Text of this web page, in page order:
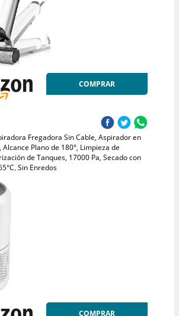
COMPRAR
Fregadora Sin Cable, Aspirador en
Alcance Plano de 180°, Limpieza de
de Tanques, 17000 Pa, Secado con
Sin Enredos
COMPRAR